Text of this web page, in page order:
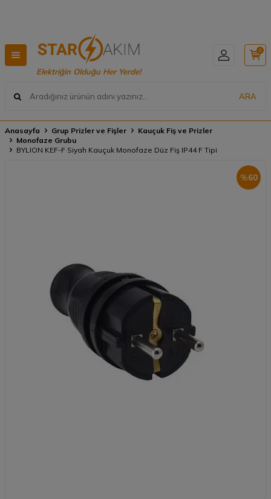
Elektriğin Olduğu Her Yerde!
ARA
0
Anasayfa Grup Prizler ve Fişler
Kauçuk Fiş ve Prizler
Monofaze Grubu
BYLION KEF-F Siyah Kauçuk Monofaze Düz Fiş IP44 F Tipi
%60